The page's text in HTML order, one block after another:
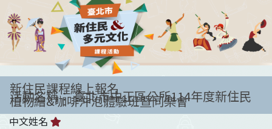
新住民課程線上報名
活動名稱： 臺北市中正區公所114年度新住民
植物繪&咖啡沖泡體驗班暨同樂會
中文姓名